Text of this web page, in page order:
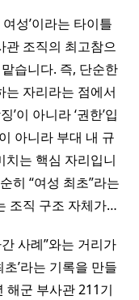
성’이라는 타이틀
관 조직의 최고참으
습니다. 즉, 단순한
자리라는 점에서
’이 아니라 ‘권한’입
아니라 부대 내 규
치는 핵심 자리입니
히 “여성 최초”라는
조직 구조 자체가…
사례”와는 거리가
’라는 기록을 만들
해군 부사관 211기